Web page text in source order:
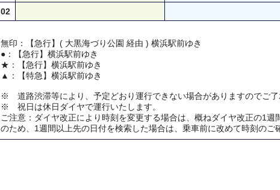
02
無印：【急行】( 大黒海づり公園 経由 ) 横浜駅前ゆき
●：【急行】横浜駅前ゆき
★：【急行】横浜駅前ゆき
▲：【特急】横浜駅前ゆき
※ 道路渋滞等により、予定どおり運行できない場合がありますのでご了
※ 祝日は休日ダイヤで運行いたします。
ご注意：ダイヤ改正により時刻を変更する場合は、概ねダイヤ改正の1
のため、1週間以上先の日付を検索した場合は、乗車前に改めて時刻のご